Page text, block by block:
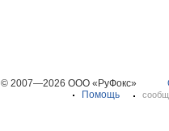
© 2007—2026 ООО «РуФокс»
Помощь